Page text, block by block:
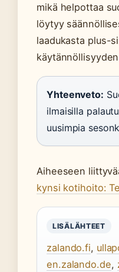
mikä helpottaa
löytyy
laadukasta plus-
Yhteenveto:
ilmaisilla
uusimpia
Aiheeseen
kynsi kotihoito:
LISÄLÄHTEET
zalando.fi,
en.zalando.de,